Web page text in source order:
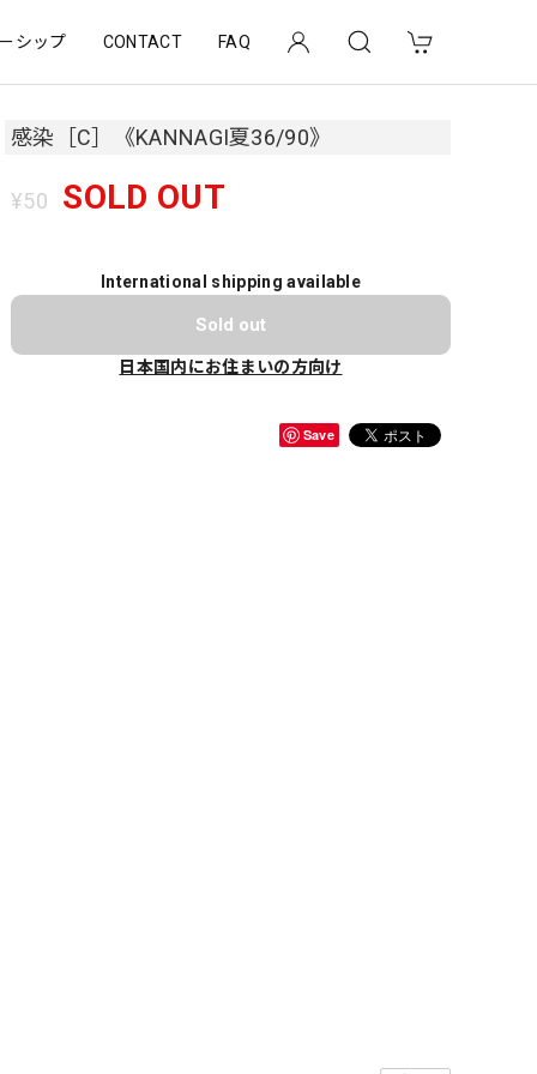
シップ CONTACT FAQ
感染［C］《KANNAGI夏36/90》
¥50 SOLD OUT
International shipping available
Sold out
日本国内にお住まいの方向け
Save